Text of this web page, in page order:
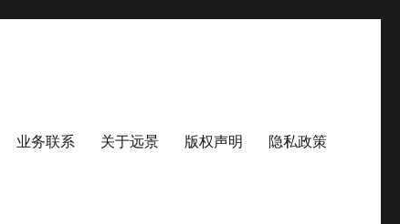
业务联系 关于远景 版权声明 隐私政策